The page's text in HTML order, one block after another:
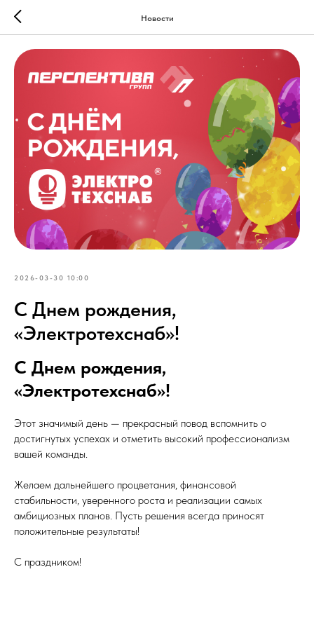
Новости
2026-03-30 10:00
С Днем рождения,
«Электротехснаб»!
С Днем рождения,
«Электротехснаб»!
Этот значимый день — прекрасный повод вспомнить о
достигнутых успехах и отметить высокий профессионализм
вашей команды.
Желаем дальнейшего процветания, финансовой
стабильности, уверенного роста и реализации самых
амбициозных планов. Пусть решения всегда приносят
положительные результаты!
С праздником!